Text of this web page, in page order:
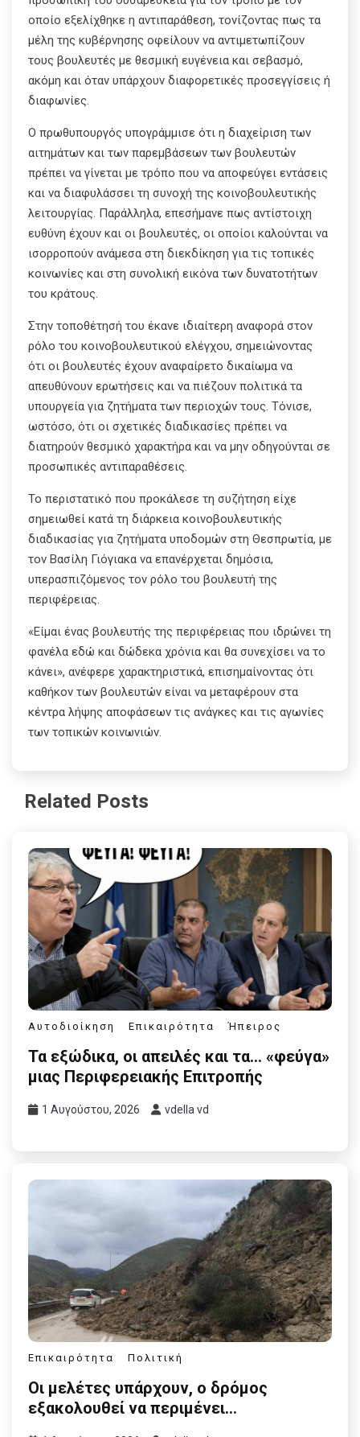
οποίο εξελίχθηκε η αντιπαράθεση, τονίζοντας πως τα
μέλη της κυβέρνησης οφείλουν να αντιμετωπίζουν
τους βουλευτές με θεσμική ευγένεια και σεβασμό,
ακόμη και όταν υπάρχουν διαφορετικές προσεγγίσεις ή
διαφωνίες.
Ο πρωθυπουργός υπογράμμισε ότι η διαχείριση των
αιτημάτων και των παρεμβάσεων των βουλευτών
πρέπει να γίνεται με τρόπο που να αποφεύγει εντάσεις
και να διαφυλάσσει τη συνοχή της κοινοβουλευτικής
λειτουργίας. Παράλληλα, επεσήμανε πως αντίστοιχη
ευθύνη έχουν και οι βουλευτές, οι οποίοι καλούνται να
ισορροπούν ανάμεσα στη διεκδίκηση για τις τοπικές
κοινωνίες και στη συνολική εικόνα των δυνατοτήτων
του κράτους.
Στην τοποθέτησή του έκανε ιδιαίτερη αναφορά στον
ρόλο του κοινοβουλευτικού ελέγχου, σημειώνοντας
ότι οι βουλευτές έχουν αναφαίρετο δικαίωμα να
απευθύνουν ερωτήσεις και να πιέζουν πολιτικά τα
υπουργεία για ζητήματα των περιοχών τους. Τόνισε,
ωστόσο, ότι οι σχετικές διαδικασίες πρέπει να
διατηρούν θεσμικό χαρακτήρα και να μην οδηγούνται σε
προσωπικές αντιπαραθέσεις.
Το περιστατικό που προκάλεσε τη συζήτηση είχε
σημειωθεί κατά τη διάρκεια κοινοβουλευτικής
διαδικασίας για ζητήματα υποδομών στη Θεσπρωτία, με
τον Βασίλη Γιόγιακα να επανέρχεται δημόσια,
υπερασπιζόμενος τον ρόλο του βουλευτή της
περιφέρειας.
«Είμαι ένας βουλευτής της περιφέρειας που ιδρώνει τη
φανέλα εδώ και δώδεκα χρόνια και θα συνεχίσει να το
κάνει», ανέφερε χαρακτηριστικά, επισημαίνοντας ότι
καθήκον των βουλευτών είναι να μεταφέρουν στα
κέντρα λήψης αποφάσεων τις ανάγκες και τις αγωνίες
των τοπικών κοινωνιών.
Related Posts
Αυτοδιοίκηση Επικαιρότητα Ήπειρος
Τα εξώδικα, οι απειλές και τα… «φεύγα»
μιας Περιφερειακής Επιτροπής
1 Αυγούστου, 2026 vdella vd
Επικαιρότητα Πολιτική
Οι μελέτες υπάρχουν, ο δρόμος
εξακολουθεί να περιμένει…